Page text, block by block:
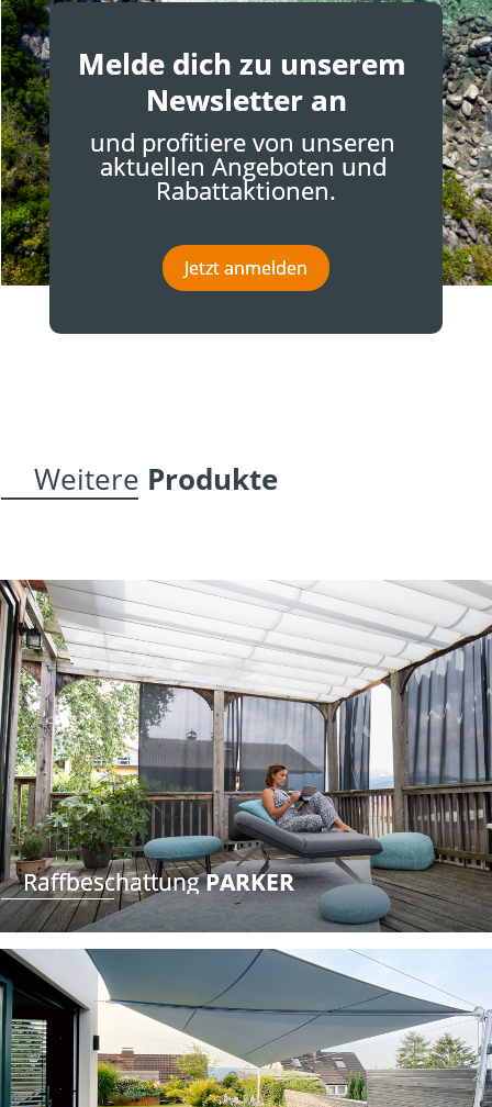
Melde dich zu unserem
Newsletter an
und profitiere von unseren
aktuellen Angeboten und
Rabattaktionen.
Jetzt anmelden
Raffbeschattung PARKER
Weitere Produkte